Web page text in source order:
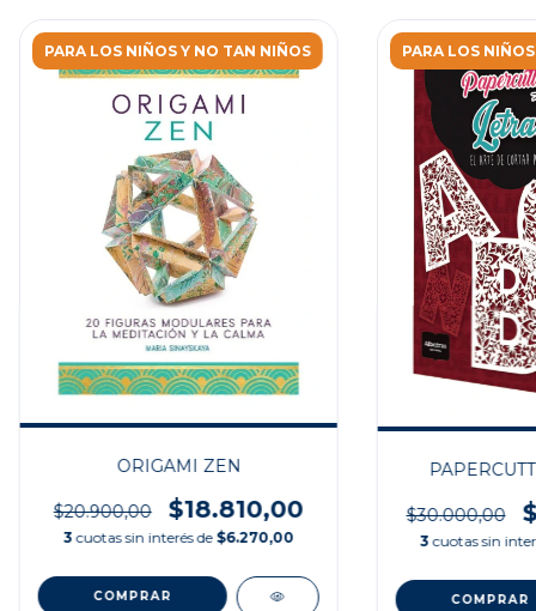
PARA LOS NIÑOS Y NO TAN NIÑOS
ORIGAMI ZEN
$20.900,00 $18.810,00
3 cuotas sin interés de $6.270,00
PARA LOS
$30.000,00
3 cuotas sin